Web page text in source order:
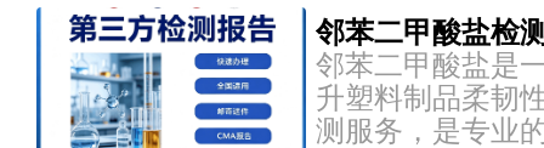
邻苯二甲酸盐检
邻苯二甲酸盐是
升塑料制品柔韧
测服务，是专业